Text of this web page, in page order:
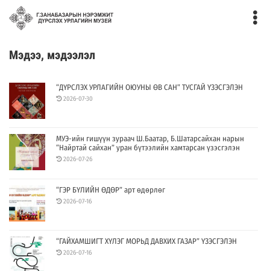
Мэдээ, мэдээлэл
“ДҮРСЛЭХ УРЛАГИЙН ОЮУНЫ ӨВ САН” ТУСГАЙ ҮЗЭСГЭЛЭН
2026-07-30
МУЭ-ийн гишүүн зураач Ш.Баатар, Б.Шатарсайхан нарын
“Найртай сайхан” уран бүтээлийн хамтарсан үзэсгэлэн
2026-07-26
“ГЭР БҮЛИЙН ӨДӨР” арт өдөрлөг
2026-07-16
“ГАЙХАМШИГТ ХҮЛЭГ МОРЬД ДАВХИХ ГАЗАР” ҮЗЭСГЭЛЭН
2026-07-16